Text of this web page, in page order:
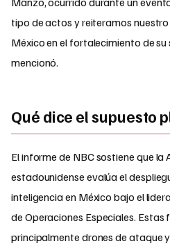
tipo de actos y reiteramos
México en el fortalecimiento de su
mencionó.
Qué dice el supuesto
El informe de NBC sostiene que la
estadounidense evalúa el
inteligencia en México bajo el
de Operaciones Especiales. Estas
principalmente drones de ataque